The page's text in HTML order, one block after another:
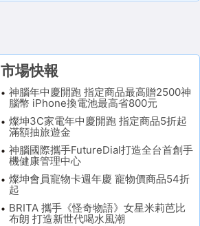
市場快報
神腦年中慶開跑 指定商品最高贈2500神
腦幣 iPhone換電池最高省800元
燦坤3C家電年中慶開跑 指定商品5折起
滿額抽旅遊金
神腦國際攜手FutureDial打造全台首創手
機健康管理中心
燦坤會員寵物卡週年慶 寵物價商品54折
起
BRITA 攜手《怪奇物語》女星米莉芭比
布朗 打造新世代喝水風潮